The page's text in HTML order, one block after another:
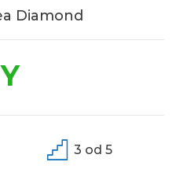
Diamond
3 od 5